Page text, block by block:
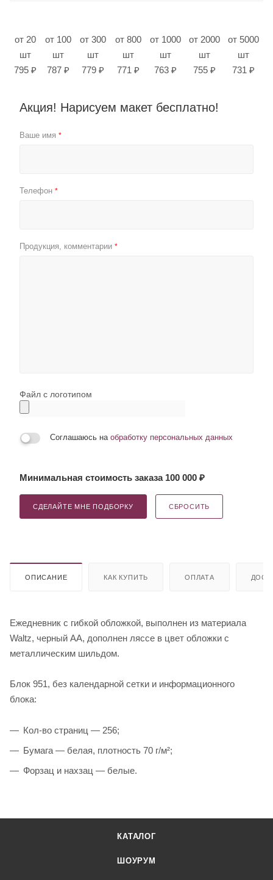
от 20
шт
795 ₽
от 100
шт
787 ₽
от 300
шт
779 ₽
от 800
шт
771 ₽
от 1000
шт
763 ₽
от 2000
шт
755 ₽
от 5000
шт
731 ₽
Акция! Нарисуем макет бесплатно!
Ваше имя *
Телефон *
Продукция, комментарии *
Файл с логотипом
Соглашаюсь на обработку персональных данных
Минимальная стоимость заказа 100 000 ₽
СДЕЛАЙТЕ МНЕ ПОДБОРКУ СБРОСИТЬ
ОПИСАНИЕ КАК КУПИТЬ ОПЛАТА
Ежедневник с гибкой обложкой, выполнен из материала
Waltz, черный АА, дополнен ляссе в цвет обложки с
металлическим шильдом.
Блок 951, без календарной сетки и информационного
блока:
Кол-во страниц — 256;
Бумага — белая, плотность 70 г/м²;
Форзац и нахзац — белые.
КАТАЛОГ
ШОУРУМ